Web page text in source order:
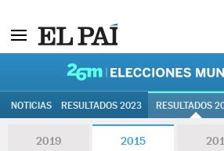
NOTICIAS RESULTADOS 2023 RESULTADOS
2019 2015